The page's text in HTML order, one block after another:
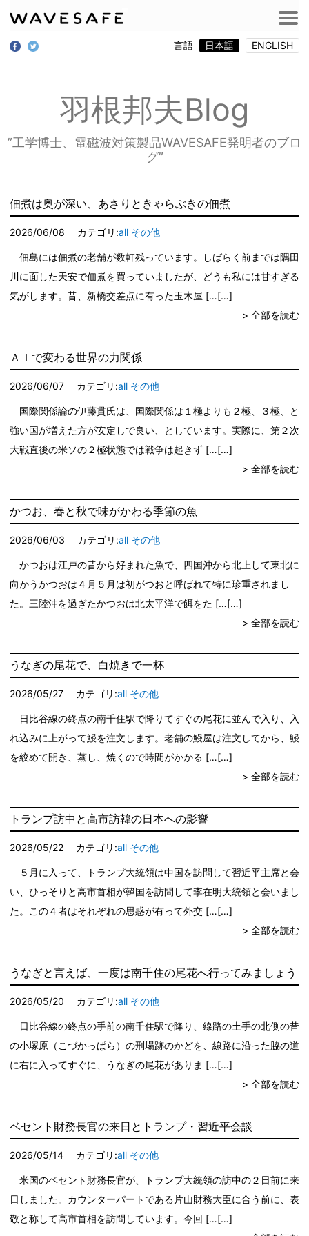
言語 日本語 ENGLISH
羽根邦夫Blog
”工学博士、電磁波対策製品WAVESAFE発明者のブロ
グ”
佃煮は奥が深い、あさりときゃらぶきの佃煮
2026/06/08 カテゴリ:all その他
佃島には佃煮の老舗が数軒残っています。しばらく前までは隅田
川に面した天安で佃煮を買っていましたが、どうも私には甘すぎる
気がします。昔、新橋交差点に有った玉木屋 […
> 全部を読む
ＡＩで変わる世界の力関係
2026/06/07 カテゴリ:all その他
国際関係論の伊藤貫氏は、国際関係は１極よりも２極、３極、と
強い国が増えた方が安定しで良い、としています。実際に、第２次
大戦直後の米ソの２極状態では戦争は起きず […
> 全部を読む
かつお、春と秋で味がかわる季節の魚
2026/06/03 カテゴリ:all その他
かつおは江戸の昔から好まれた魚で、四国沖から北上して東北に
向かうかつおは４月５月は初がつおと呼ばれて特に珍重されまし
た。三陸沖を過ぎたかつおは北太平洋で餌をた […
> 全部を読む
うなぎの尾花で、白焼きで一杯
2026/05/27 カテゴリ:all その他
日比谷線の終点の南千住駅で降りてすぐの尾花に並んで入り、入
れ込みに上がって鰻を注文します。老舗の鰻屋は注文してから、鰻
を絞めて開き、蒸し、焼くので時間がかかる […
> 全部を読む
トランプ訪中と高市訪韓の日本への影響
2026/05/22 カテゴリ:all その他
５月に入って、トランプ大統領は中国を訪問して習近平主席と会
い、ひっそりと高市首相が韓国を訪問して李在明大統領と会いまし
た。この４者はそれぞれの思惑が有って外交 […
> 全部を読む
うなぎと言えば、一度は南千住の尾花へ行ってみましょう
2026/05/20 カテゴリ:all その他
日比谷線の終点の手前の南千住駅で降り、線路の土手の北側の昔
の小塚原（こづかっぱら）の刑場跡のかどを、線路に沿った脇の道
に右に入ってすぐに、うなぎの尾花がありま […
> 全部を読む
ベセント財務長官の来日とトランプ・習近平会談
2026/05/14 カテゴリ:all その他
米国のベセント財務長官が、トランプ大統領の訪中の２日前に来
日しました。カウンターパートである片山財務大臣に合う前に、表
敬と称して高市首相を訪問しています。今回 […